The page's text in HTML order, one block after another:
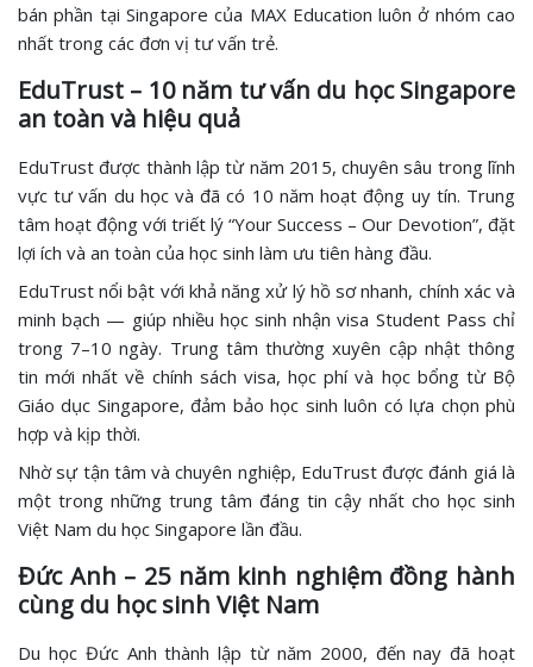
bán phần tại Singapore của MAX Education luôn ở nhóm cao
nhất trong các đơn vị tư vấn trẻ.
EduTrust – 10 năm tư vấn du học Singapore
an toàn và hiệu quả
EduTrust được thành lập từ năm 2015, chuyên sâu trong lĩnh
vực tư vấn du học và đã có 10 năm hoạt động uy tín. Trung
tâm hoạt động với triết lý “Your Success – Our Devotion”, đặt
lợi ích và an toàn của học sinh làm ưu tiên hàng đầu.
EduTrust nổi bật với khả năng xử lý hồ sơ nhanh, chính xác và
minh bạch — giúp nhiều học sinh nhận visa Student Pass chỉ
trong 7–10 ngày. Trung tâm thường xuyên cập nhật thông
tin mới nhất về chính sách visa, học phí và học bổng từ Bộ
Giáo dục Singapore, đảm bảo học sinh luôn có lựa chọn phù
hợp và kịp thời.
Nhờ sự tận tâm và chuyên nghiệp, EduTrust được đánh giá là
một trong những trung tâm đáng tin cậy nhất cho học sinh
Việt Nam du học Singapore lần đầu.
Đức Anh – 25 năm kinh nghiệm đồng hành
cùng du học sinh Việt Nam
Du học Đức Anh thành lập từ năm 2000, đến nay đã hoạt